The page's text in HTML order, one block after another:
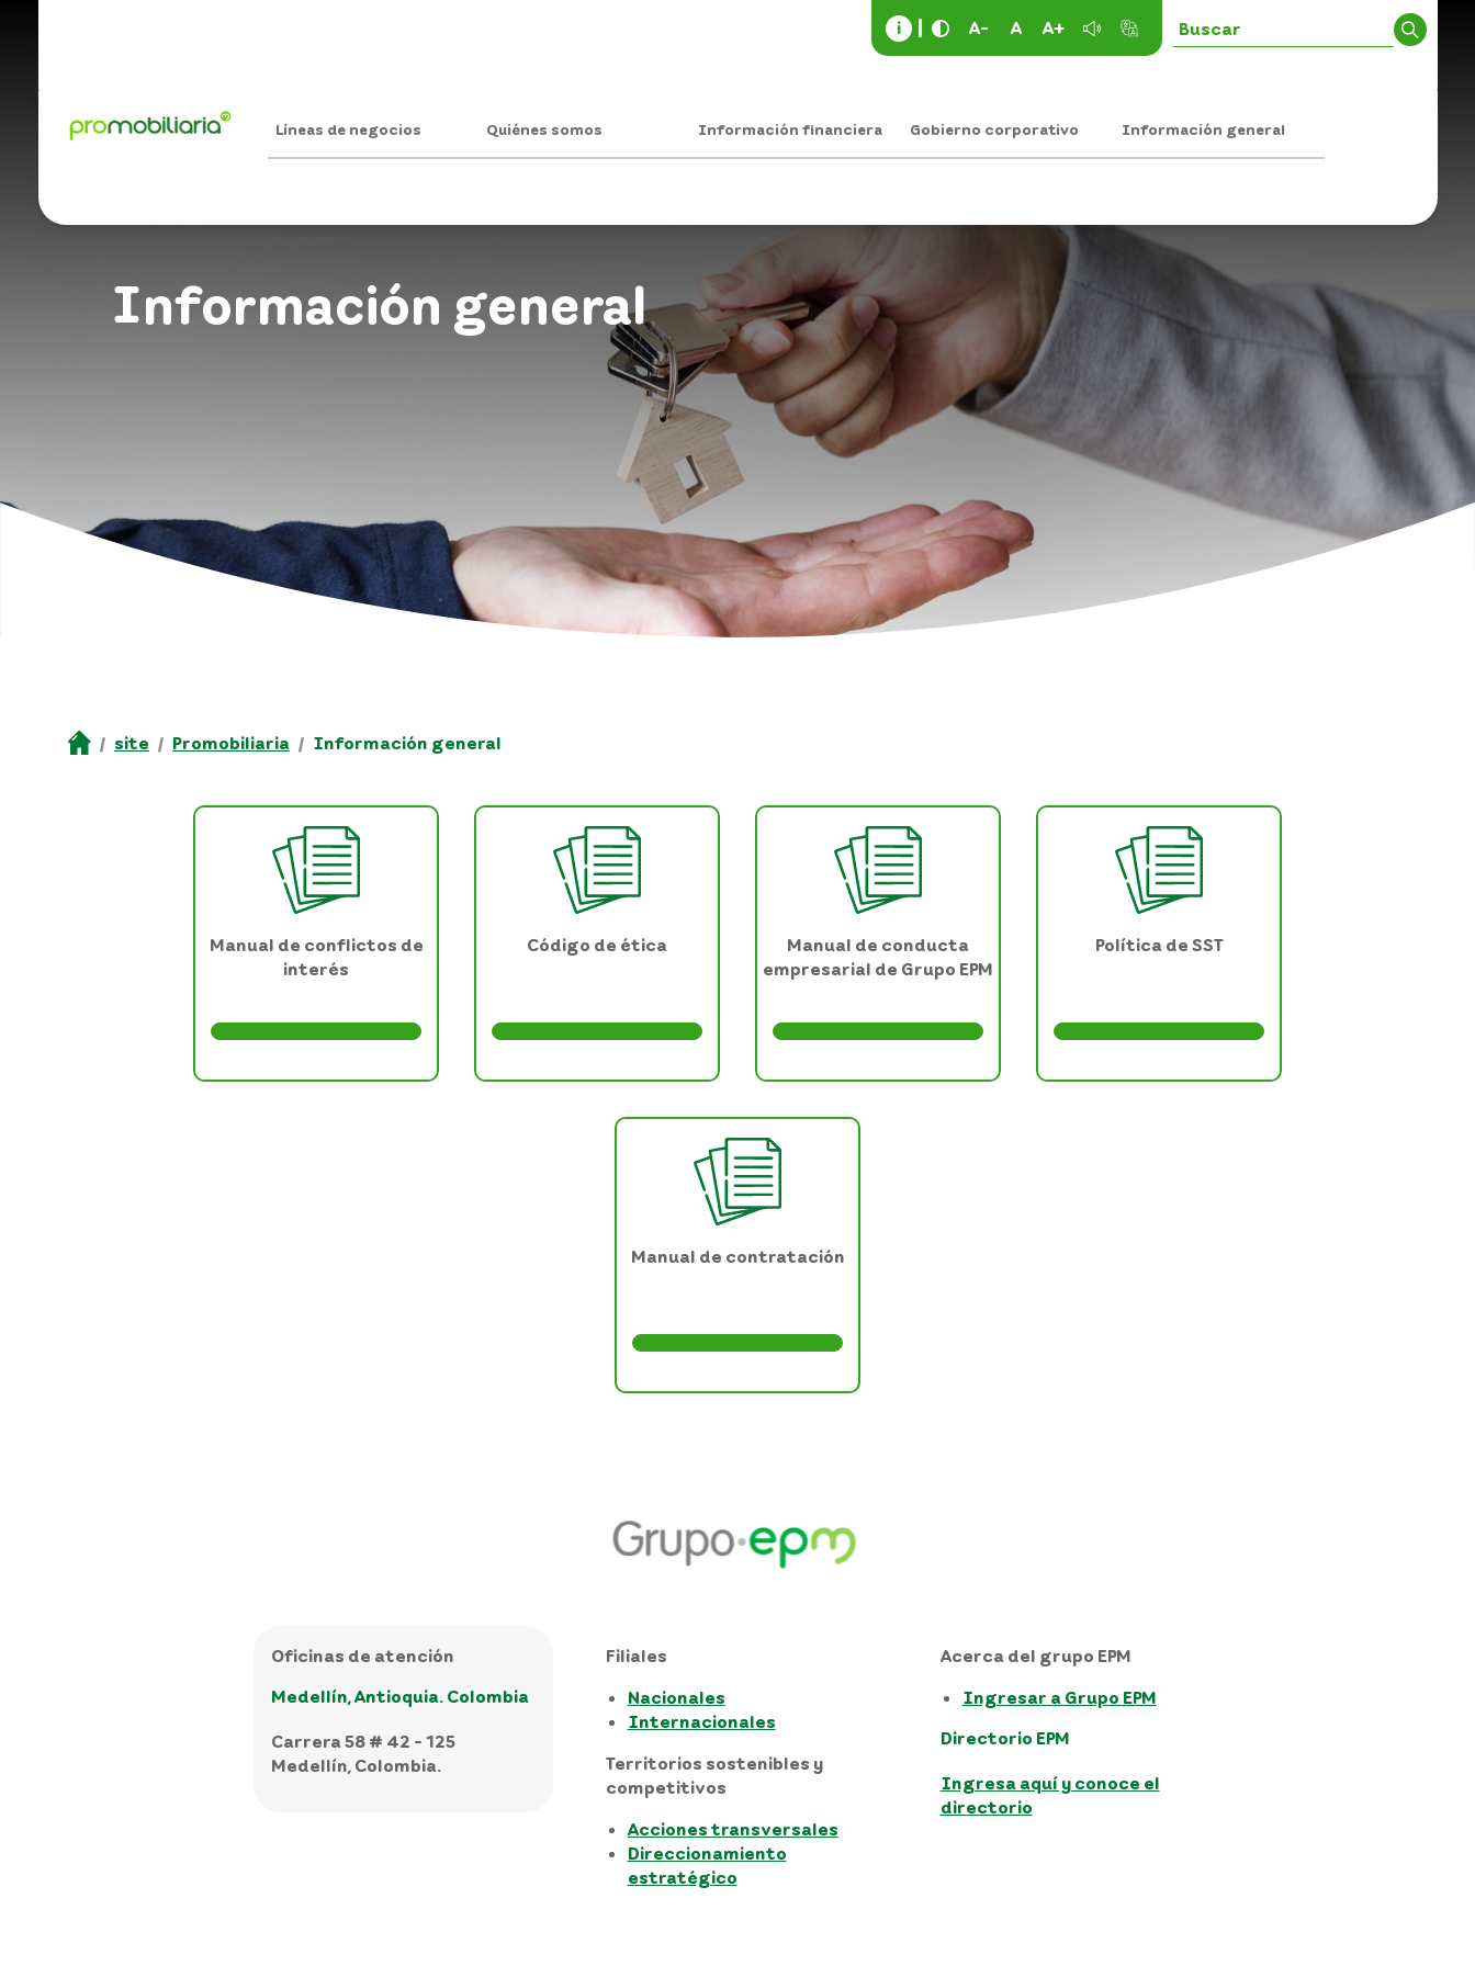
i A- A A+
Líneas de negocios Quiénes somos Información financiera Gobierno corporativo Información general
Información general
site Promobiliaria Información general
Manual de conflictos de
interés
Código de ética
Manual de conducta
empresarial de Grupo EPM
Política de SST
Manual de contratación
Oficinas de atención
Medellín, Antioquia. Colombia
Carrera 58 # 42 - 125
Medellín, Colombia.
Filiales
Nacionales
Internacionales
Territorios sostenibles y
competitivos
Acciones transversales
Direccionamiento
estratégico
Acerca del grupo EPM
Ingresar a Grupo EPM
Directorio EPM
Ingresa aquí y conoce el
directorio